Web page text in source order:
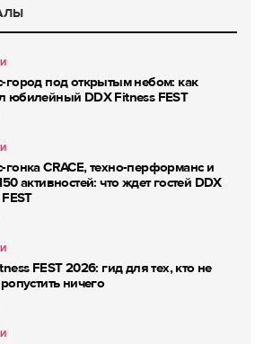
город под открытым небом: как
юбилейный DDX Fitness FEST
гонка CRACE, техно-перформанс и
активностей: что ждет гостей DDX
FEST 2026: гид для тех, кто не
ничего